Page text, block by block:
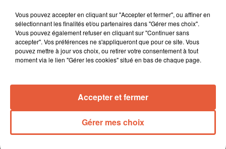
3 août 2026
Sauvage'On Festival : une première édition
électro attendue au cœur...
Vous pouvez accepter en cliquant sur "Accepter et fermer", ou affiner en
sélectionnant les finalités et/ou partenaires dans "Gérer mes choix".
Vous pouvez également refuser en cliquant sur "Continuer sans
accepter". Vos préférences ne s'appliqueront que pour ce site. Vous
pouvez mettre à jour vos choix, ou retirer votre consentement à tout
moment via le lien "Gérer les cookies" situé en bas de chaque page.
Gérer mes choix
Accepter et fermer